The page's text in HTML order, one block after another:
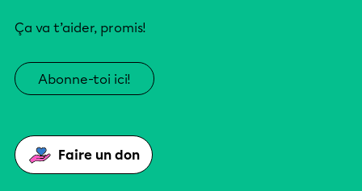
Ça va t’aider, promis!
Abonne-toi ici!
Faire un don